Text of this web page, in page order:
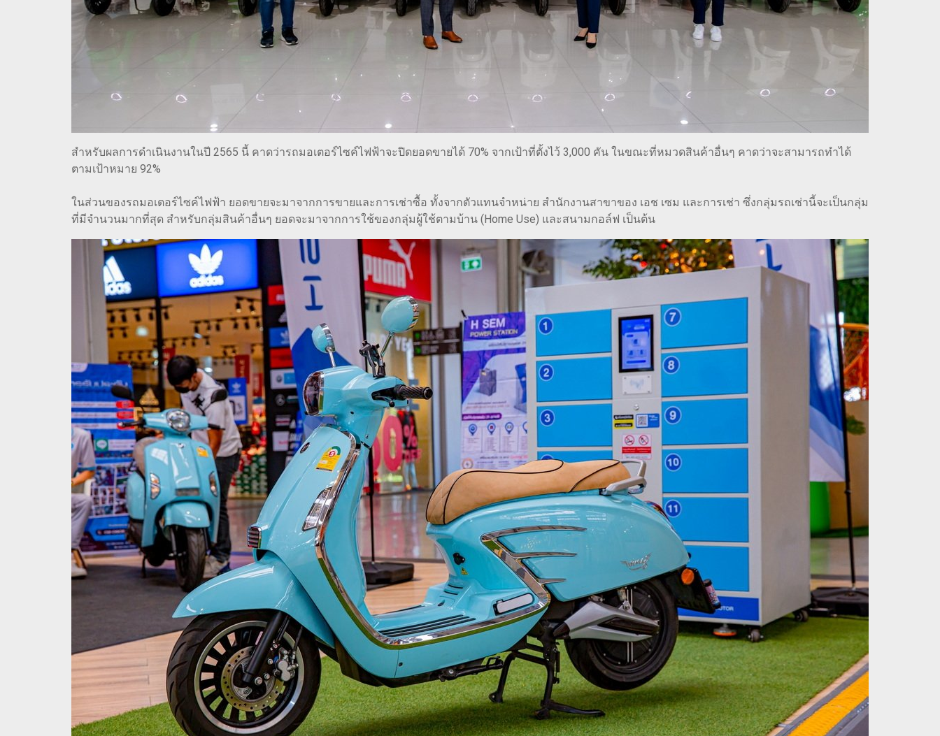
สำหรับผลการดำเนินงานในปี 2565 นี้ คาดว่ารถมอเตอร์ไซค์ไฟฟ้าจะปิดยอดขายได้ 70% จากเป้าที่ตั้งไว้ 3,000 คัน ในขณะที่หมวดสินค้าอื่นๆ คาดว่าจะสามารถทำได้
ตามเป้าหมาย 92%
ในส่วนของรถมอเตอร์ไซค์ไฟฟ้า ยอดขายจะมาจากการขายและการเช่าซื้อ ทั้งจากตัวแทนจำหน่าย สำนักงานสาขาของ เอช เซม และการเช่า ซึ่งกลุ่มรถเช่านี้จะเป็นกลุ่ม
ที่มีจำนวนมากที่สุด สำหรับกลุ่มสินค้าอื่นๆ ยอดจะมาจากการใช้ของกลุ่มผู้ใช้ตามบ้าน (Home Use) และสนามกอล์ฟ เป็นต้น